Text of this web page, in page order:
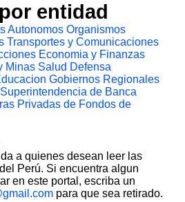
entidad
Autonomos Organismos
Transportes y Comunicaciones
Economia y Finanzas
Minas Salud Defensa
Gobiernos Regionales
Superintendencia de Banca
Privadas de Fondos de
a quienes desean leer las
Perú. Si encuentra algun
en este portal, escriba un
para que sea retirado.